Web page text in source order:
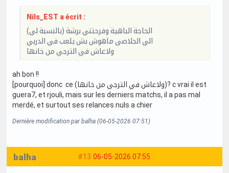
Nils_EST a écrit :
الحاجة الباهية وفرحتني برشة (بالنسبة لي)
الي الجلاصي ماهوش بش يلعب في الدربي
ولاعاش في الترجي من خانها
ah bon !!
[pourquoi] donc ce (ولاعاش في الترجي من خانها)? c vrai il est
guera7, et rjouli, mais sur les derniers matchs, il a pas mal
merdé, et surtout ses relances nuls a chier
Dernière modification par balha (06-05-2026 07:51)
#13 06-05-2026 07:55
balha